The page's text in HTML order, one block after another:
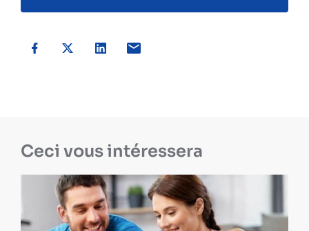
Ceci vous intéressera